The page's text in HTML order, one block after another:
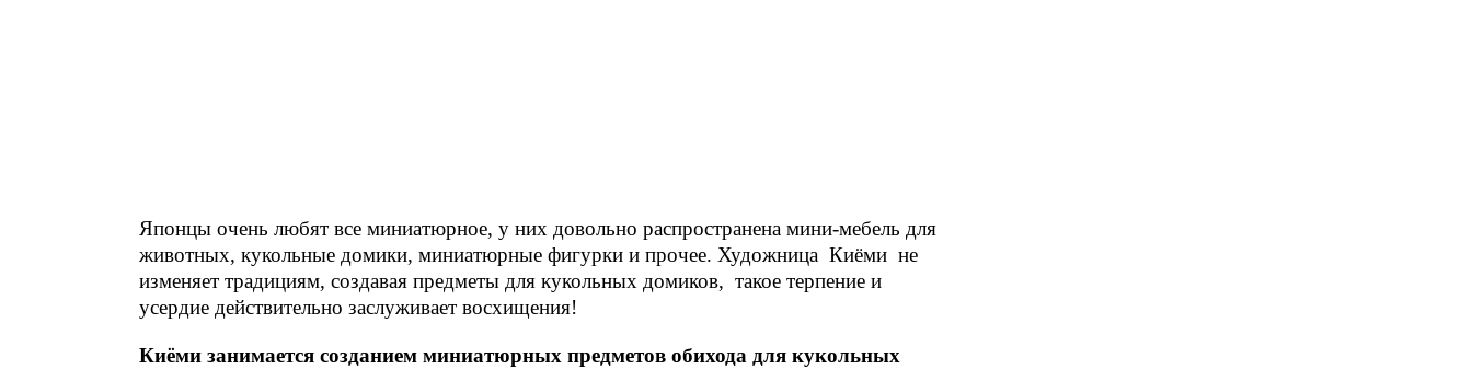
Японцы очень любят все миниатюрное, у них довольно распространена мини-мебель для
животных, кукольные домики, миниатюрные фигурки и прочее. Художница Киёми не
изменяет традициям, создавая предметы для кукольных домиков, такое терпение и
усердие действительно заслуживает восхищения!
Киёми занимается созданием миниатюрных предметов обихода для кукольных